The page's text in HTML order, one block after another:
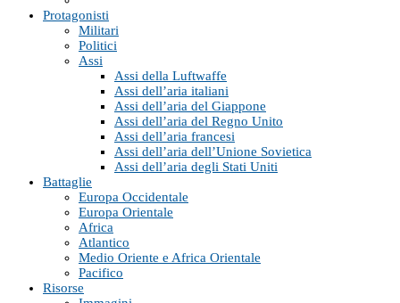
Protagonisti
Militari
Politici
Assi
Assi della Luftwaffe
Assi dell’aria italiani
Assi dell’aria del Giappone
Assi dell’aria del Regno Unito
Assi dell’aria francesi
Assi dell’aria dell’Unione Sovietica
Assi dell’aria degli Stati Uniti
Battaglie
Europa Occidentale
Europa Orientale
Africa
Atlantico
Medio Oriente e Africa Orientale
Pacifico
Risorse